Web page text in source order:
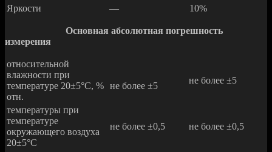
Яркости — 10%
Основная абсолютная погрешность
измерения
относительной
влажности при
температуре 20±5°С, %
отн.
не более ±5
не более ±5
температуры при
температуре
окружающего воздуха
20±5°С
не более ±0,5 не более ±0,5